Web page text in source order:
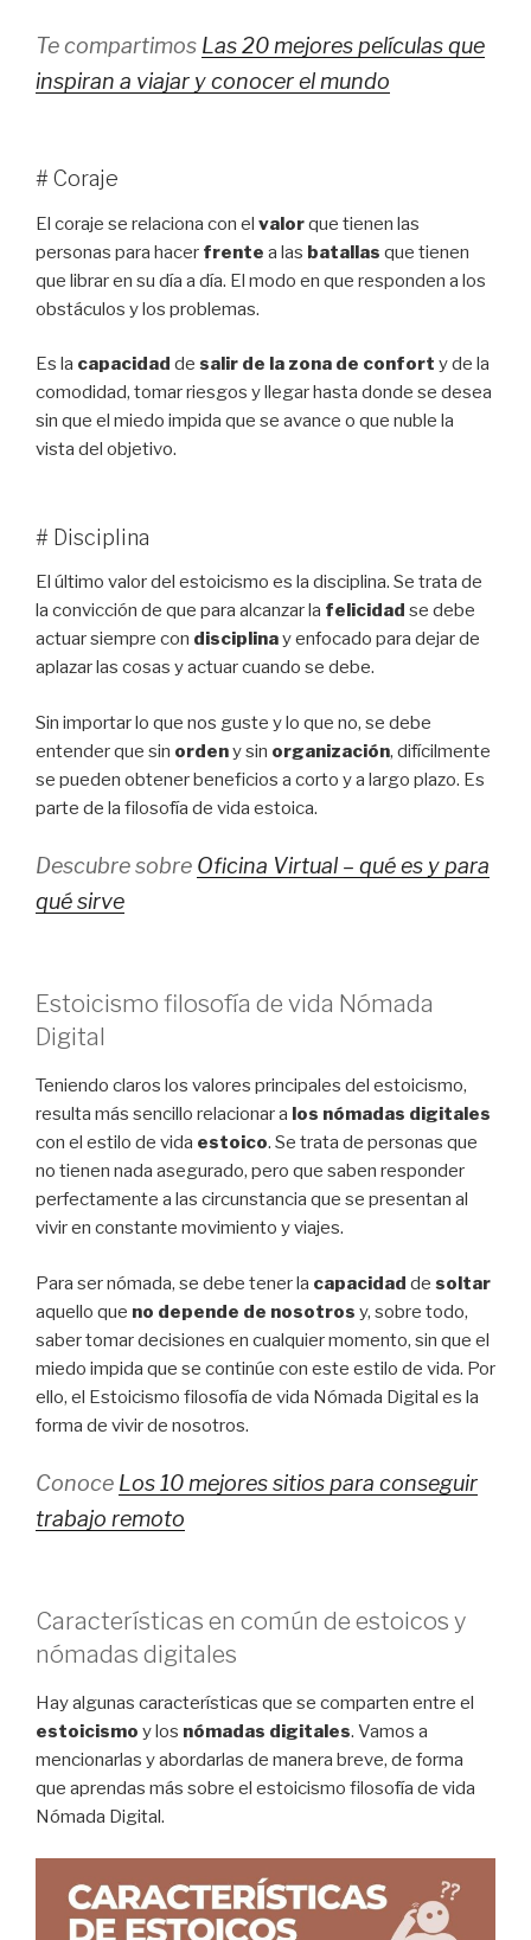
Te compartimos Las 20 mejores películas que
inspiran a viajar y conocer el mundo
# Coraje
El coraje se relaciona con el valorque tienen las
personas para hacer frente a las batallas que tienen
que librar en su día a día. El modo en que responden a los
obstáculos y los problemas.
Es la capacidad de salir de la zona de confort y de la
comodidad, tomar riesgos y llegar hasta donde se desea
sin que el miedo impida que se avance o que nuble la
vista del objetivo.
# Disciplina
El último valor del estoicismo es la disciplina. Se trata de
la convicción de que para alcanzar la felicidad se debe
actuar siempre con disciplinay enfocado para dejar de
aplazar las cosas y actuar cuando se debe.
Sin importar lo que nos guste y lo que no, se debe
entender que sin ordeny sin organización, difícilmente
se pueden obtener beneficios a corto y a largo plazo. Es
parte de la filosofía de vida estoica.
Descubre sobre Oficina Virtual – qué es y para
qué sirve
Estoicismo filosofía de vida Nómada
Digital
Teniendo claros los valores principales del estoicismo,
resulta más sencillo relacionar a los nómadas digitales
con el estilo de vida estoico. Se trata de personas que
no tienen nada asegurado, pero que saben responder
perfectamente a las circunstancia que se presentan al
vivir en constante movimiento y viajes.
Para ser nómada, se debe tener la capacidad de soltar
aquello que no depende de nosotros y, sobre todo,
saber tomar decisiones en cualquier momento, sin que el
miedo impida que se continúe con este estilo de vida. Por
ello, el Estoicismo filosofía de vida Nómada Digital es la
forma de vivir de nosotros.
Conoce Los 10 mejores sitios para conseguir
trabajo remoto
Características en común de estoicos y
nómadas digitales
Hay algunas características que se comparten entre el
estoicismo y los nómadas digitales. Vamos a
mencionarlas y abordarlas de manera breve, de forma
que aprendas más sobre el estoicismo filosofía de vida
Nómada Digital.